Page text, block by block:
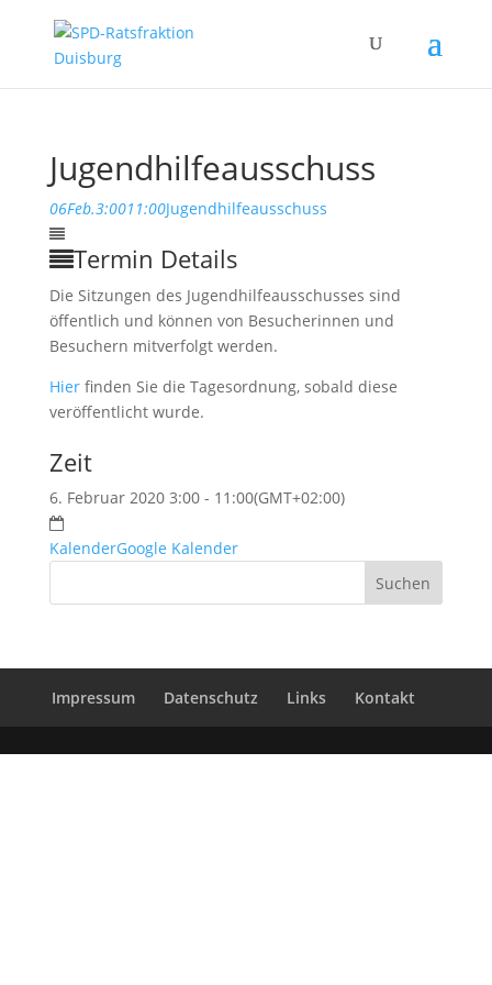
Jugendhilfeausschuss
06Feb.3:0011:00Jugendhilfeausschuss
Termin Details
Die Sitzungen des Jugendhilfeausschusses sind
öffentlich und können von Besucherinnen und
Besuchern mitverfolgt werden.
Hierfinden Sie die Tagesordnung, sobald diese
veröffentlicht wurde.
Zeit
6. Februar 2020 3:00 - 11:00(GMT+02:00)
KalenderGoogle Kalender
Impressum Datenschutz Links Kontakt